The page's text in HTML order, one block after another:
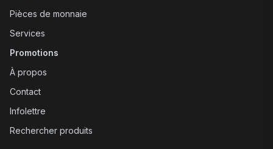
Pièces de monnaie
Services
Promotions
À propos
Contact
Infolettre
Rechercher produits